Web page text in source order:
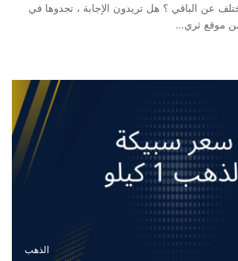
21 ماذا تختلف عن الباقي ؟ هل تريدون الإجابة ، تجدوها في
من موقع ثري…
الذهب